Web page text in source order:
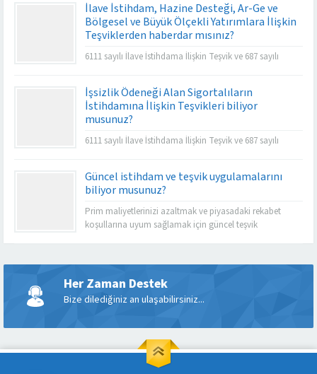
sağlamaktadır.
İlave İstihdam, Hazine Desteği, Ar-Ge ve
Bölgesel ve Büyük Ölçekli Yatırımlara İlişkin
Teşviklerden haberdar mısınız?
6111 sayılı İlave İstihdama İlişkin Teşvik ve 687 sayılı
sağlamaktadır.
İşsizlik Ödeneği Alan Sigortalıların
İstihdamına İlişkin Teşvikleri biliyor
musunuz?
6111 sayılı İlave İstihdama İlişkin Teşvik ve 687 sayılı
sağlamaktadır.
Güncel istihdam ve teşvik uygulamalarını
biliyor musunuz?
Prim maliyetlerinizi azaltmak ve piyasadaki rekabet
koşullarına uyum sağlamak için güncel teşvik
Her Zaman Destek
Bize dilediğiniz an ulaşabilirsiniz...